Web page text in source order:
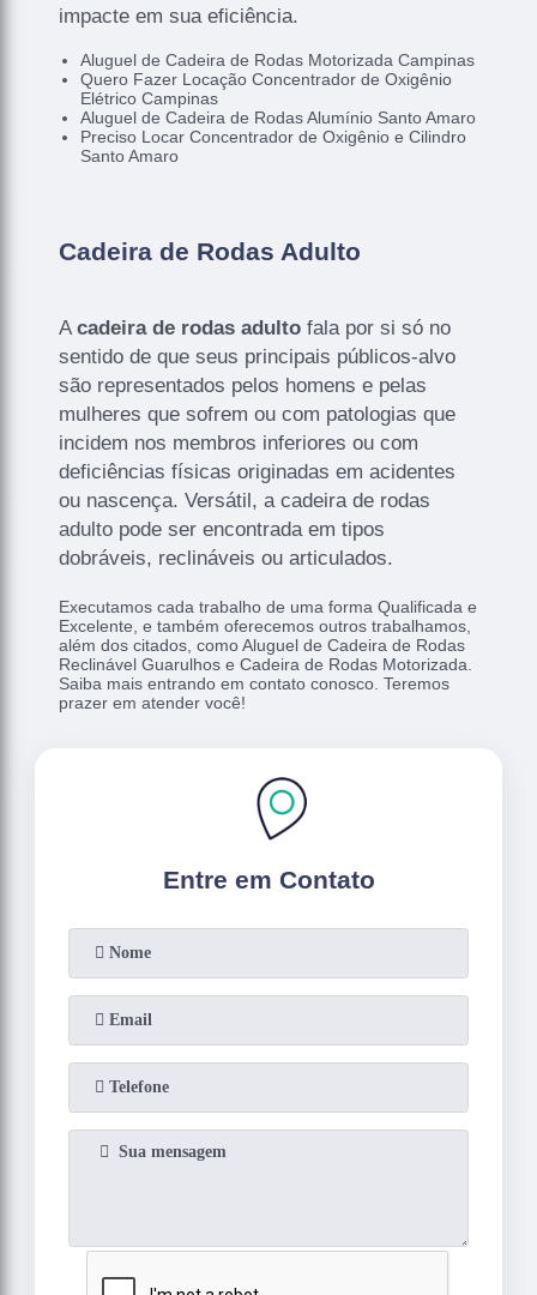
impacte em sua eficiência.
Aluguel de Cadeira de Rodas Motorizada Campinas
Quero Fazer Locação Concentrador de Oxigênio
Elétrico Campinas
Aluguel de Cadeira de Rodas Alumínio Santo Amaro
Preciso Locar Concentrador de Oxigênio e Cilindro
Santo Amaro
Cadeira de Rodas Adulto
Acadeira de rodas adulto fala por si só no
sentido de que seus principais públicos-alvo
são representados pelos homens e pelas
mulheres que sofrem ou com patologias que
incidem nos membros inferiores ou com
deficiências físicas originadas em acidentes
ou nascença. Versátil, a cadeira de rodas
adulto pode ser encontrada em tipos
dobráveis, reclináveis ou articulados.
Executamos cada trabalho de uma forma Qualificada e
Excelente, e também oferecemos outros trabalhamos,
além dos citados, como Aluguel de Cadeira de Rodas
Reclinável Guarulhos e Cadeira de Rodas Motorizada.
Saiba mais entrando em contato conosco. Teremos
prazer em atender você!
Entre em Contato